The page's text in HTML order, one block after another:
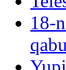
18-